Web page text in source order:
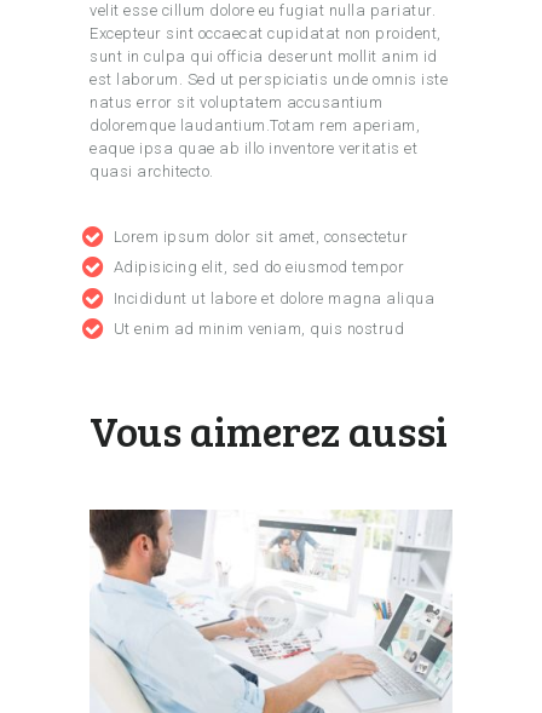
velit esse cillum dolore eu fugiat nulla pariatur.
Excepteur sint occaecat cupidatat non proident,
sunt in culpa qui officia deserunt mollit anim id
est laborum. Sed ut perspiciatis unde omnis iste
natus error sit voluptatem accusantium
doloremque laudantium.Totam rem aperiam,
eaque ipsa quae ab illo inventore veritatis et
quasi architecto.
Lorem ipsum dolor sit amet, consectetur
Adipisicing elit, sed do eiusmod tempor
Incididunt ut labore et dolore magna aliqua
Ut enim ad minim veniam, quis nostrud
Vous aimerez aussi